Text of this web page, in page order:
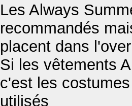
Les Always
recommandés
placent dans
Si les vêtements
c'est les
utilisés